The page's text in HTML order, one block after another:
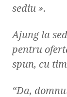
sediu ».
Ajung la
pentru
spun, cu
“Da,